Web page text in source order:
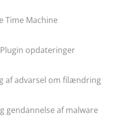
Time Machine
opdateringer
af advarsel om filændring
gendannelse af malware